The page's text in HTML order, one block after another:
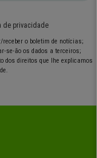
de privacidade
receber o boletim de notícias;
se-ão os dados a terceiros;
dos direitos que lhe explicamos